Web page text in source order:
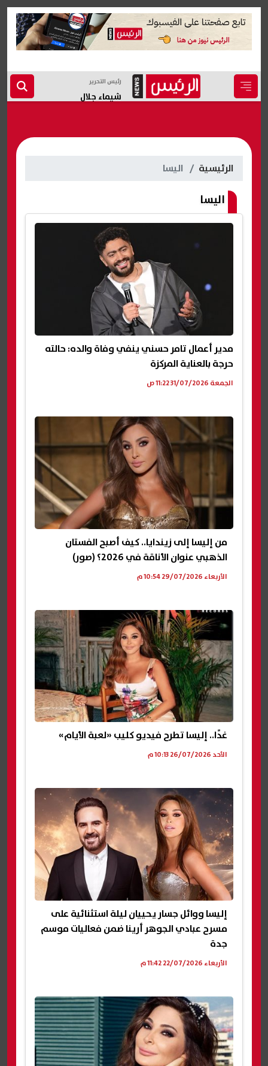
رئيس التحرير
شيماء جلال
الرئيسية اليسا
اليسا
مدير أعمال تامر حسني ينفي وفاة والده: حالته
حرجة بالعناية المركزة
الجمعة 31/07/2026 11:22 ص
من إليسا إلى زيندايا.. كيف أصبح الفستان
الذهبي عنوان الأناقة في 2026؟ (صور)
الأربعاء 29/07/2026 10:54 م
غدًا.. إليسا تطرح فيديو كليب «لعبة الأيام»
الأحد 26/07/2026 10:13 م
إليسا ووائل جسار يحييان ليلة استثنائية على
مسرح عبادي الجوهر أرينا ضمن فعاليات موسم
جدة
الأربعاء 22/07/2026 11:42 م